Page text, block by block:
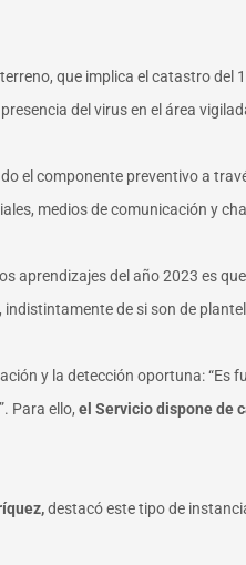
que implica el catastro del
del virus en el área
el componente preventivo a
medios de comunicación y
aprendizajes del año 2023 es
de si son de
y la detección oportuna: “Es
Para ello, el Servicio dispone de
destacó este tipo de